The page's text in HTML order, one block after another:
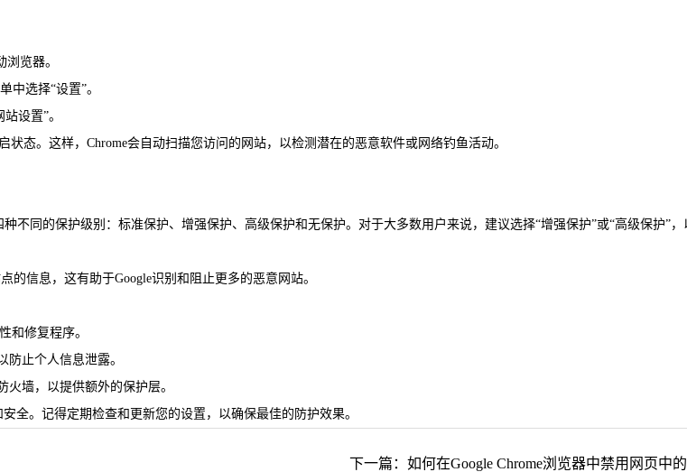
览器。
中选择“设置”。
设置”。
态。这样，Chrome会自动扫描您访问的网站，以检测潜在的恶意软件或网络钓鱼活动。
不同的保护级别：标准保护、增强保护、高级保护和无保护。对于大多数用户来说，建议选择“增强保护”或“高级保护”，
信息，这有助于Google识别和阻止更多的恶意网站。
和修复程序。
止个人信息泄露。
墙，以提供额外的保护层。
全。记得定期检查和更新您的设置，以确保最佳的防护效果。
下一篇：如何在Google Chrome浏览器中禁用网页中